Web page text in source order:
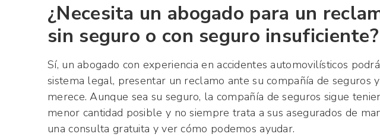
¿Necesita un abogado para un
sin seguro o con seguro insuficiente?
Sí, un abogado con experiencia en accidentes automovilísticos
sistema legal, presentar un reclamo ante su compañía de seguros
merece. Aunque sea su seguro, la compañía de seguros sigue
menor cantidad posible y no siempre trata a sus asegurados de
una consulta gratuita y ver cómo podemos ayudar.